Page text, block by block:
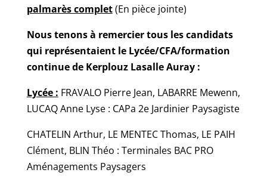
palmarès complet(En pièce jointe)
Nous tenons à remercier tous les candidats
qui représentaient le Lycée/CFA/formation
continue de Kerplouz Lasalle Auray :
Lycée : FRAVALO Pierre Jean, LABARRE Mewenn,
LUCAQ Anne Lyse : CAPa 2e Jardinier Paysagiste
CHATELIN Arthur, LE MENTEC Thomas, LE PAIH
Clément, BLIN Théo : Terminales BAC PRO
Aménagements Paysagers